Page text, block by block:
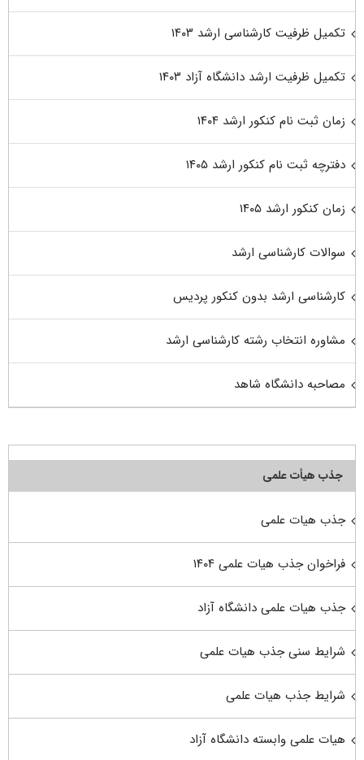
تکمیل ظرفیت کارشناسی ارشد ۱۴۰۳
تکمیل ظرفیت ارشد دانشگاه آزاد ۱۴۰۳
زمان ثبت نام کنکور ارشد ۱۴۰۴
دفترچه ثبت نام کنکور ارشد ۱۴۰۵
زمان کنکور ارشد ۱۴۰۵
سوالات کارشناسی ارشد
کارشناسی ارشد بدون کنکور پردیس
مشاوره انتخاب رشته کارشناسی ارشد
مصاحبه دانشگاه شاهد
جذب هیأت علمی
جذب هیات علمی
فراخوان جذب هیات علمی ۱۴۰۴
جذب هیات علمی دانشگاه آزاد
شرایط سنی جذب هیات علمی
شرایط جذب هیات علمی
هیات علمی وابسته دانشگاه آزاد